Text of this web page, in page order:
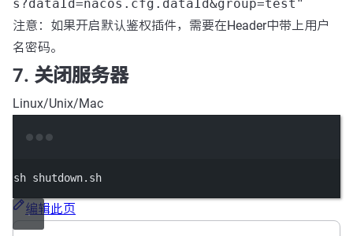
s?dataId=nacos.cfg.dataId&group=test"
注意：如果开启默认鉴权插件，需要在Header中带上用户
名密码。
7. 关闭服务器
Linux/Unix/Mac
sh shutdown.sh
编辑此页